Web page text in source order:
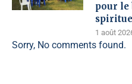
pour le
1 août
Sorry, No comments found.